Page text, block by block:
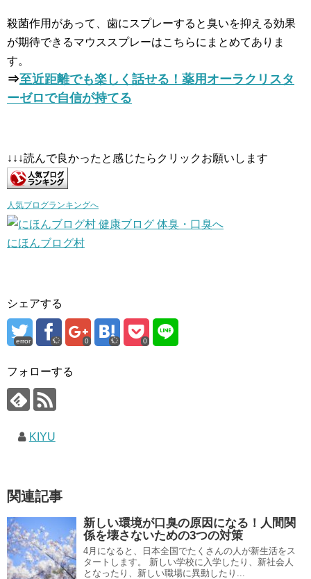
殺菌作用があって、歯にスプレーすると臭いを抑える効果
が期待できるマウススプレーはこちらにまとめてありま
す。
⇒至近距離でも楽しく話せる！薬用オーラクリスタ
ーゼロで自信が持てる
↓↓↓読んで良かったと感じたらクリックお願いします
人気ブログランキングへ
にほんブログ村
シェアする
error 0 0
フォローする
KIYU
関連記事
新しい環境が口臭の原因になる！人間関
係を壊さないための3つの対策
4月になると、日本全国でたくさんの人が新生活をス
タートします。 新しい学校に入学したり、新社会人
となったり、新しい職場に異動したり...